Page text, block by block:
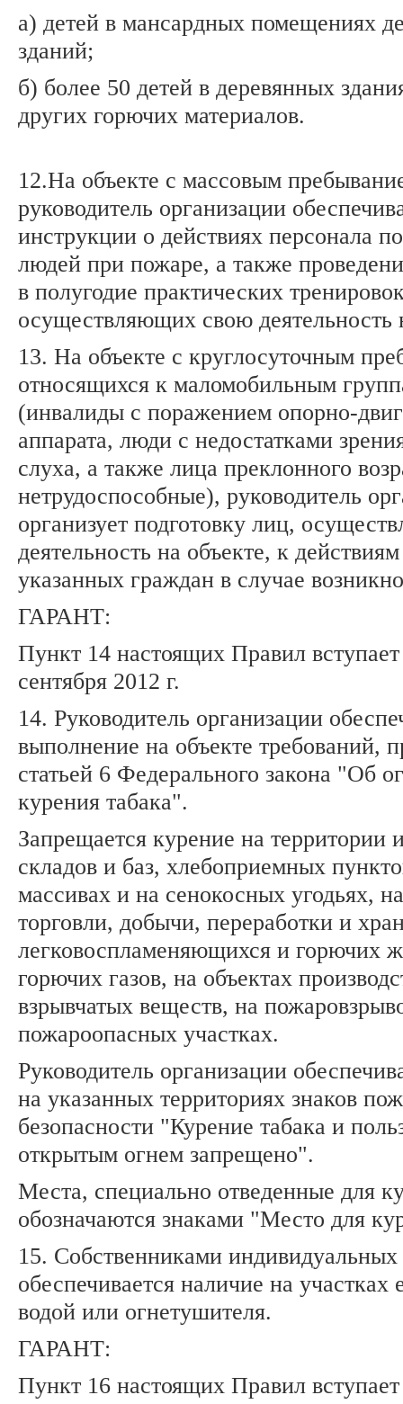
а) детей в мансардных помещениях
зданий;
б) более 50 детей в деревянных
других горючих материалов.
12.На объекте с массовым
руководитель организации
инструкции о действиях персонала
людей при пожаре, а также
в полугодие практических
осуществляющих свою деятельность
13. На объекте с круглосуточным
относящихся к маломобильным
(инвалиды с поражением опорно-
аппарата, люди с недостатками
слуха, а также лица преклонного
нетрудоспособные), руководитель
организует подготовку лиц,
деятельность на объекте, к
указанных граждан в случае
ГАРАНТ:
Пункт 14 настоящих Правил
сентября 2012 г.
14. Руководитель организации
выполнение на объекте требований,
статьей 6 Федерального закона "Об
курения табака".
Запрещается курение на территории
складов и баз, хлебоприемных
массивах и на сенокосных угодьях,
торговли, добычи, переработки и
легковоспламеняющихся и горючих
горючих газов, на объектах
взрывчатых веществ, на
пожароопасных участках.
Руководитель организации
на указанных территориях знаков
безопасности "Курение табака и
открытым огнем запрещено".
Места, специально отведенные для
обозначаются знаками "Место для
15. Собственниками
обеспечивается наличие на участках
водой или огнетушителя.
ГАРАНТ:
Пункт 16 настоящих Правил